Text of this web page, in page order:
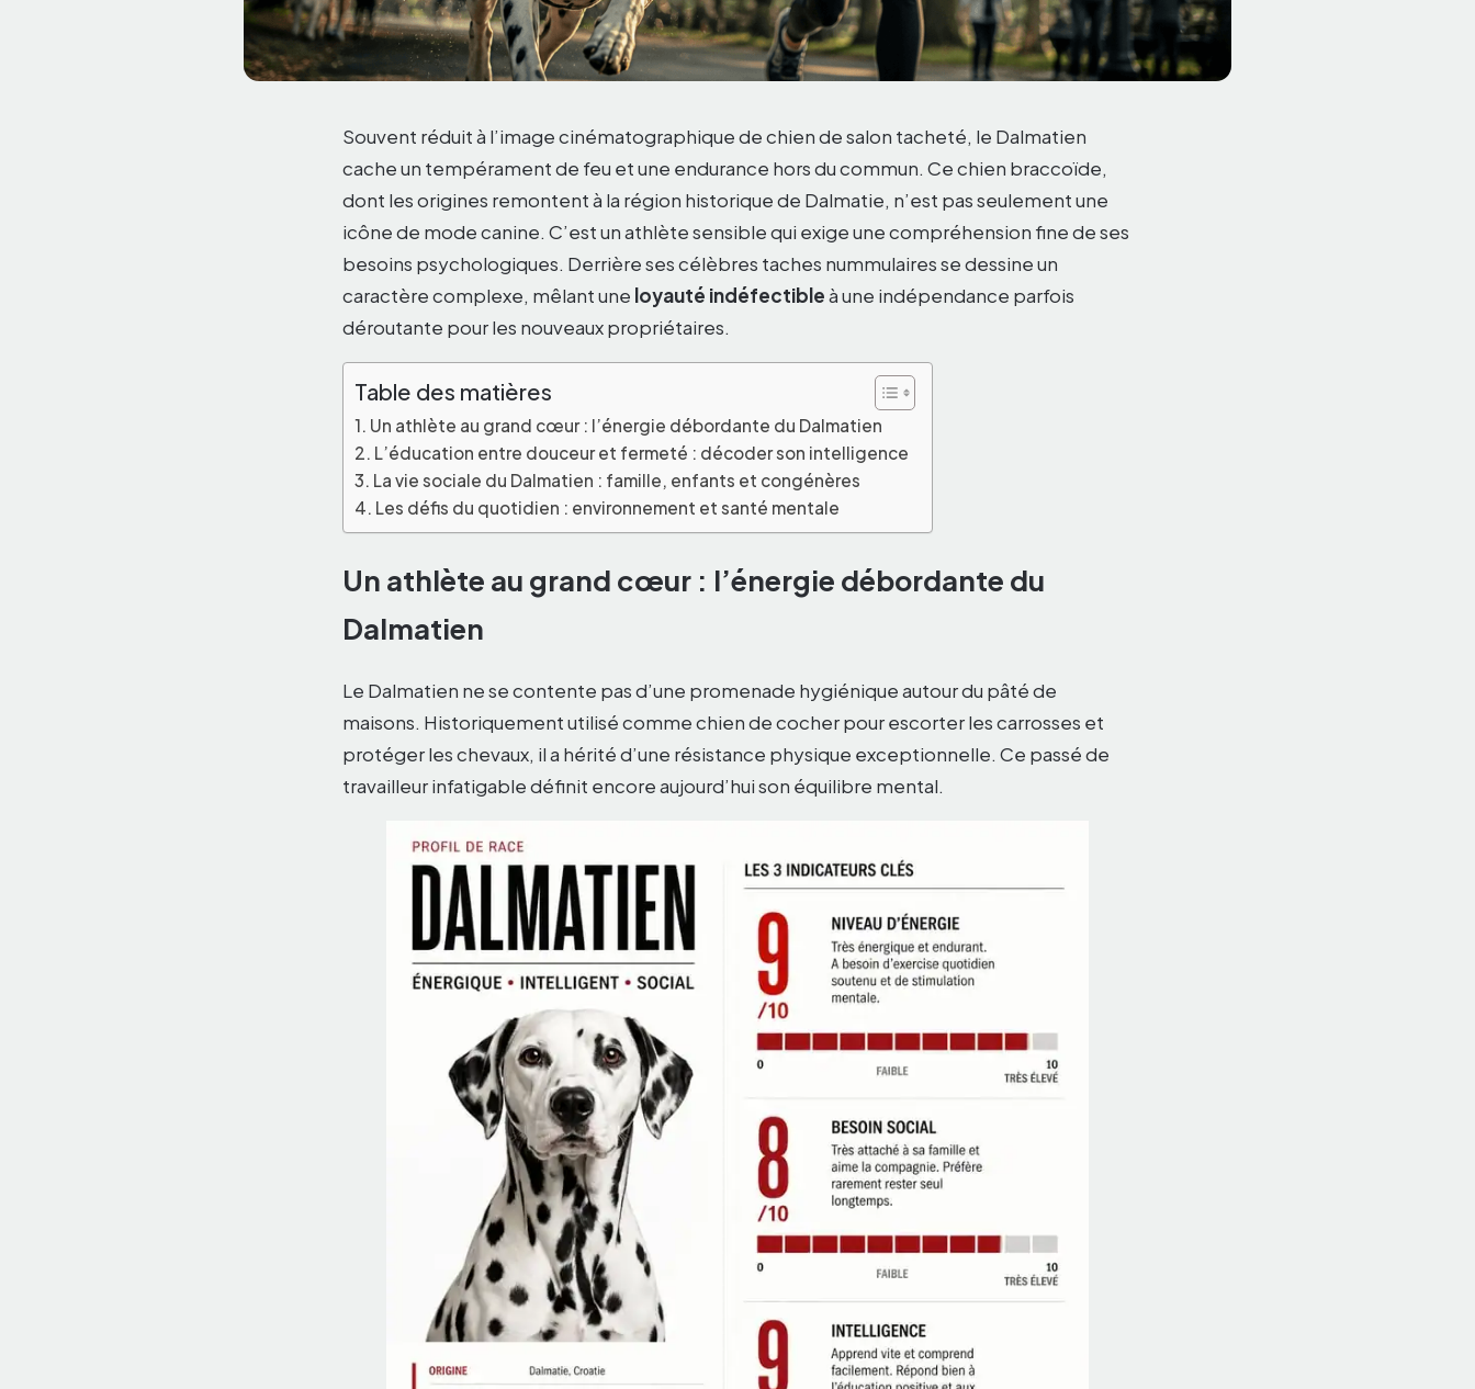
Souvent réduit à l’image cinématographique de chien de salon tacheté, le Dalmatien
cache un tempérament de feu et une endurance hors du commun. Ce chien braccoïde,
dont les origines remontent à la région historique de Dalmatie, n’est pas seulement une
icône de mode canine. C’est un athlète sensible qui exige une compréhension fine de ses
besoins psychologiques. Derrière ses célèbres taches nummulaires se dessine un
caractère complexe, mêlant une loyauté indéfectibleà une indépendance parfois
déroutante pour les nouveaux propriétaires.
Table des matières
Un athlète au grand cœur : l’énergie débordante du Dalmatien
L’éducation entre douceur et fermeté : décoder son intelligence
La vie sociale du Dalmatien : famille, enfants et congénères
Les défis du quotidien : environnement et santé mentale
Un athlète au grand cœur : l’énergie débordante du
Dalmatien
Le Dalmatien ne se contente pas d’une promenade hygiénique autour du pâté de
maisons. Historiquement utilisé comme chien de cocher pour escorter les carrosses et
protéger les chevaux, il a hérité d’une résistance physique exceptionnelle. Ce passé de
travailleur infatigable définit encore aujourd’hui son équilibre mental.